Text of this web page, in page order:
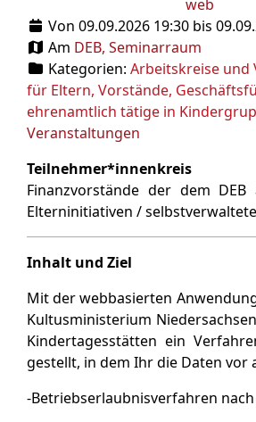
Von 09.09.2026 19:30 bis
Am DEB, Seminarraum
Kategorien: Arbeitskreise und
für Eltern, Vorstände,
ehrenamtlich tätige in
Veranstaltungen
Teilnehmer*innenkreis
Finanzvorstände der dem DEB
Elterninitiativen /
Inhalt und Ziel
Mit der webbasierten
Kultusministerium
Kindertagesstätten ein
gestellt, in dem Ihr die Daten vor
-Betriebserlaubnisverfahren nach